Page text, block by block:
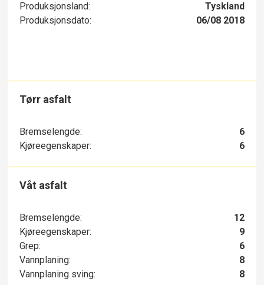
Produksjonsland:
Tyskland
Produksjonsdato:
06/08 2018
Tørr asfalt
Bremselengde:
6
Kjøreegenskaper:
6
Våt asfalt
Bremselengde:
12
Kjøreegenskaper:
9
Grep:
6
Vannplaning:
8
Vannplaning sving:
8